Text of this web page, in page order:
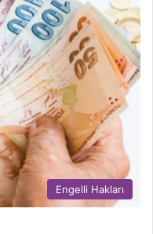
Engelli Hakları